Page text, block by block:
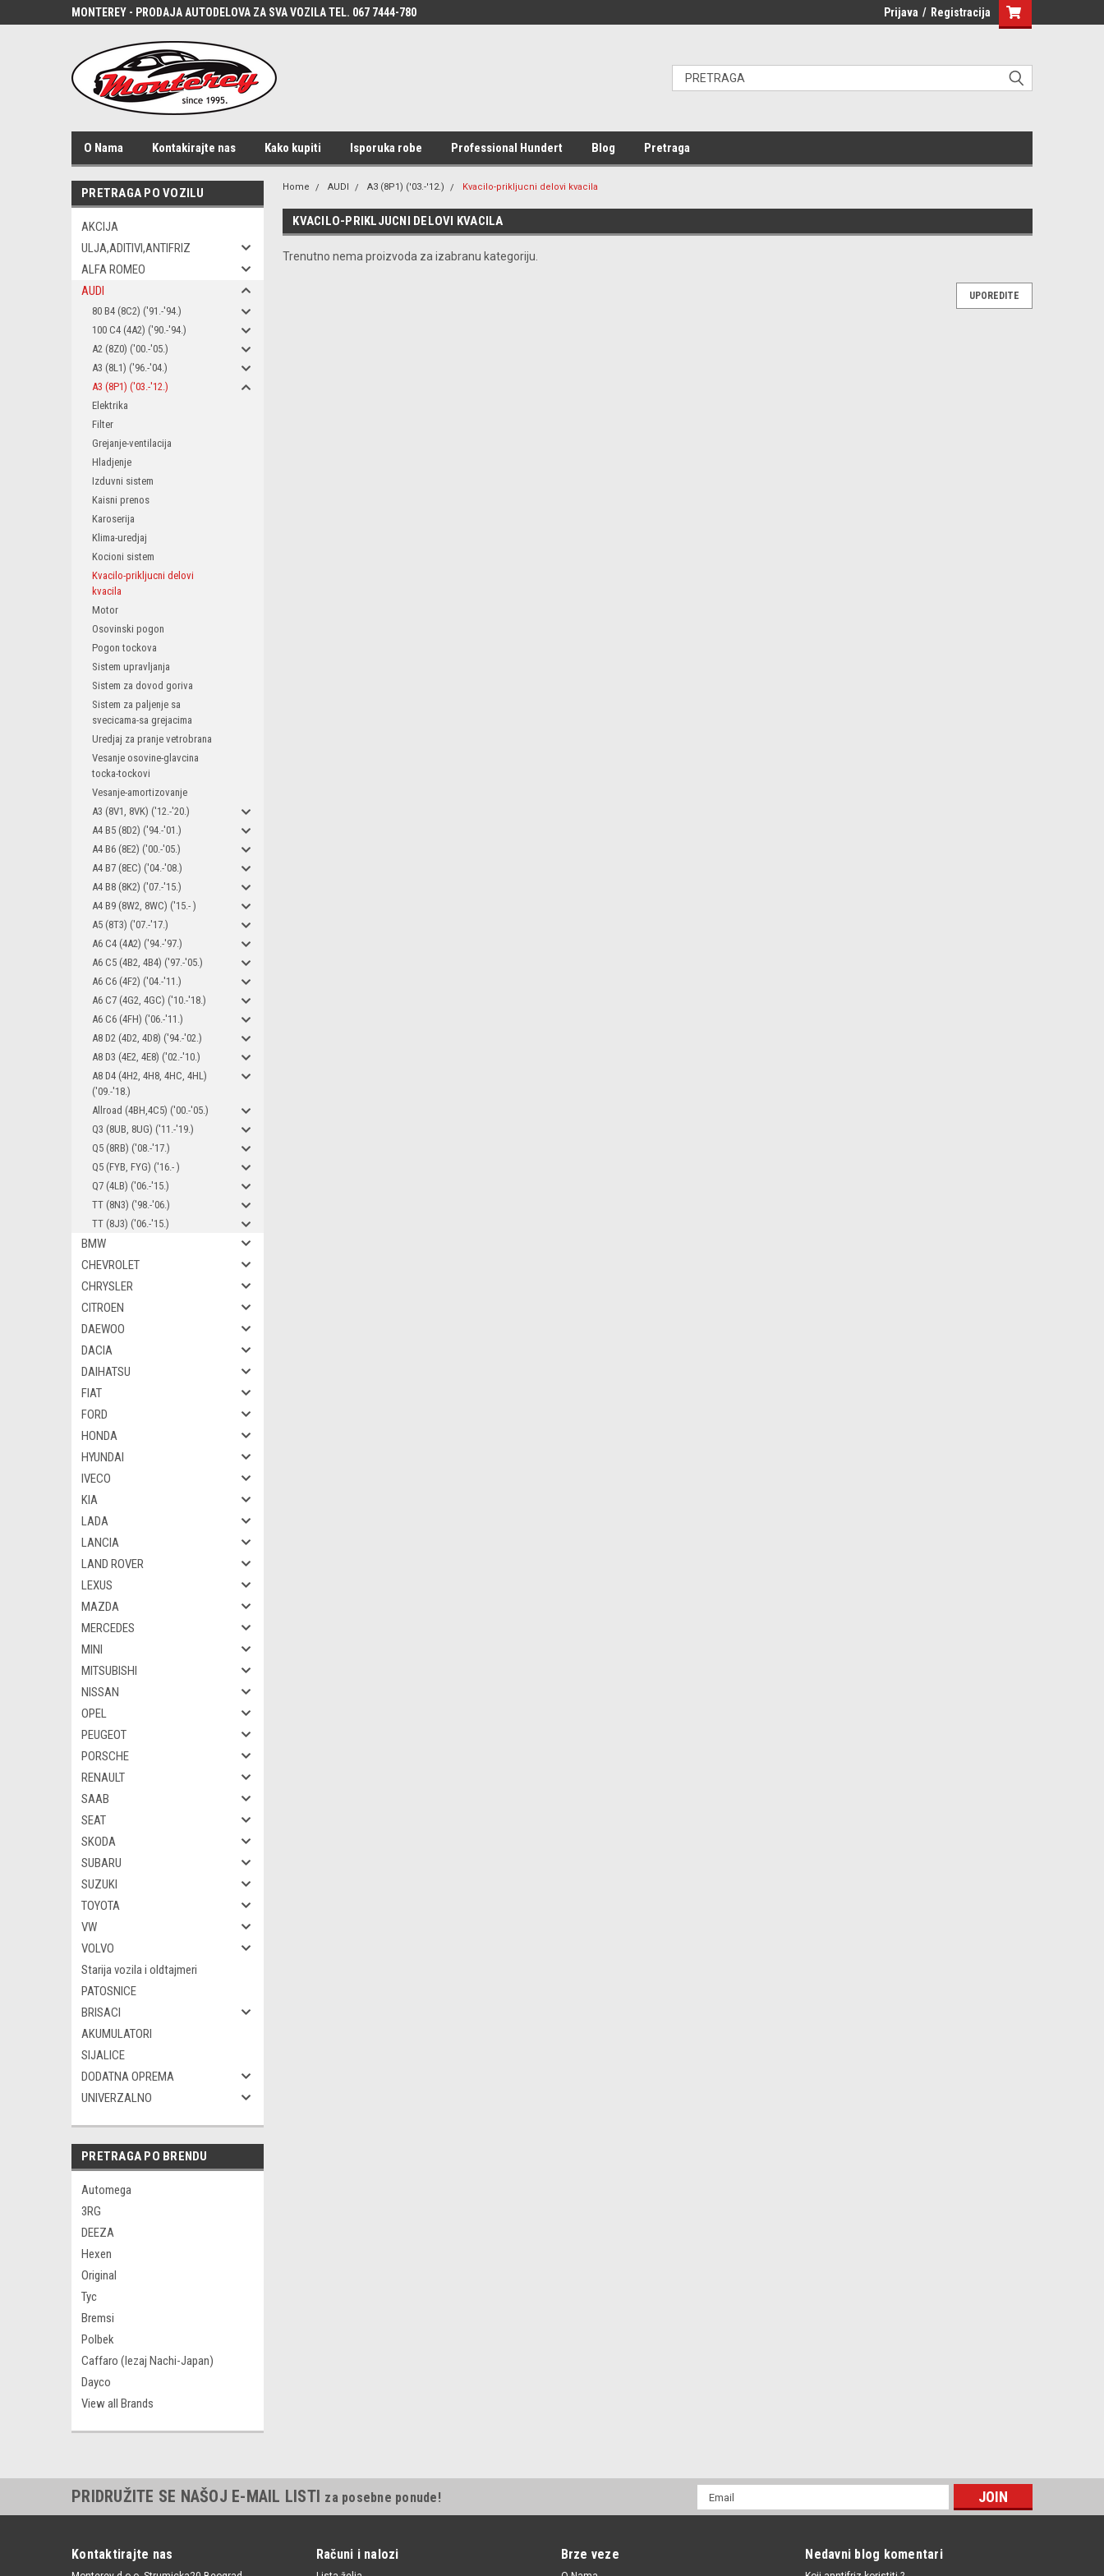
MONTEREY - PRODAJA AUTODELOVA ZA SVA VOZILA TEL. 067 7444-780 Prijava / Registracija
O Nama Kontakirajte nas Kako kupiti Isporuka robe Professional Hundert Blog Pretraga
PRETRAGA PO VOZILU
AKCIJA
ULJA,ADITIVI,ANTIFRIZ
ALFA ROMEO
AUDI
80 B4 (8C2) ('91.-'94.)
100 C4 (4A2) ('90.-'94.)
A2 (8Z0) ('00.-'05.)
A3 (8L1) ('96.-'04.)
A3 (8P1) ('03.-'12.)
Elektrika
Filter
Grejanje-ventilacija
Hladjenje
Izduvni sistem
Kaisni prenos
Karoserija
Klima-uredjaj
Kocioni sistem
Kvacilo-prikljucni delovi
kvacila
Motor
Osovinski pogon
Pogon tockova
Sistem upravljanja
Sistem za dovod goriva
Sistem za paljenje sa
svecicama-sa grejacima
Uredjaj za pranje vetrobrana
Vesanje osovine-glavcina
tocka-tockovi
Vesanje-amortizovanje
A3 (8V1, 8VK) ('12.-'20.)
A4 B5 (8D2) ('94.-'01.)
A4 B6 (8E2) ('00.-'05.)
A4 B7 (8EC) ('04.-'08.)
A4 B8 (8K2) ('07.-'15.)
A4 B9 (8W2, 8WC) ('15.- )
A5 (8T3) ('07.-'17.)
A6 C4 (4A2) ('94.-'97.)
A6 C5 (4B2, 4B4) ('97.-'05.)
A6 C6 (4F2) ('04.-'11.)
A6 C7 (4G2, 4GC) ('10.-'18.)
A6 C6 (4FH) ('06.-'11.)
A8 D2 (4D2, 4D8) ('94.-'02.)
A8 D3 (4E2, 4E8) ('02.-'10.)
A8 D4 (4H2, 4H8, 4HC, 4HL)
('09.-'18.)
Allroad (4BH,4C5) ('00.-'05.)
Q3 (8UB, 8UG) ('11.-'19.)
Q5 (8RB) ('08.-'17.)
Q5 (FYB, FYG) ('16.- )
Q7 (4LB) ('06.-'15.)
TT (8N3) ('98.-'06.)
TT (8J3) ('06.-'15.)
BMW
CHEVROLET
CHRYSLER
CITROEN
DAEWOO
DACIA
DAIHATSU
FIAT
FORD
HONDA
HYUNDAI
IVECO
KIA
LADA
LANCIA
LAND ROVER
LEXUS
MAZDA
MERCEDES
MINI
MITSUBISHI
NISSAN
OPEL
PEUGEOT
PORSCHE
RENAULT
SAAB
SEAT
SKODA
SUBARU
SUZUKI
TOYOTA
VW
VOLVO
Starija vozila i oldtajmeri
PATOSNICE
BRISACI
AKUMULATORI
SIJALICE
DODATNA OPREMA
UNIVERZALNO
PRETRAGA PO BRENDU
Automega
3RG
DEEZA
Hexen
Original
Tyc
Bremsi
Polbek
Caffaro (lezaj Nachi-Japan)
Dayco
View all Brands
Home AUDI A3 (8P1) ('03.-'12.) Kvacilo-prikljucni delovi kvacila
KVACILO-PRIKLJUCNI DELOVI KVACILA
Trenutno nema proizvoda za izabranu kategoriju.
UPOREDITE
PRIDRUŽITE SE NAŠOJ E-MAIL LISTI za posebne ponude!
mail
Kontaktirajte nas Računi i nalozi Brze veze Nedavni blog komentari